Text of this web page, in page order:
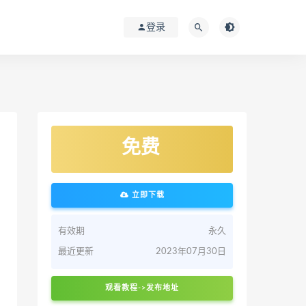
登录
免费
立即下载
有效期 永久
最近更新 2023年07月30日
观看教程->发布地址